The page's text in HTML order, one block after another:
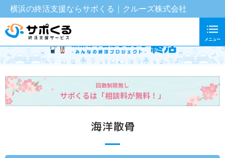
横浜の終活支援ならサポくる｜クルーズ株式会社
メニュー
回数制限無し
サポくるは「相談料が無料！」
海洋散骨